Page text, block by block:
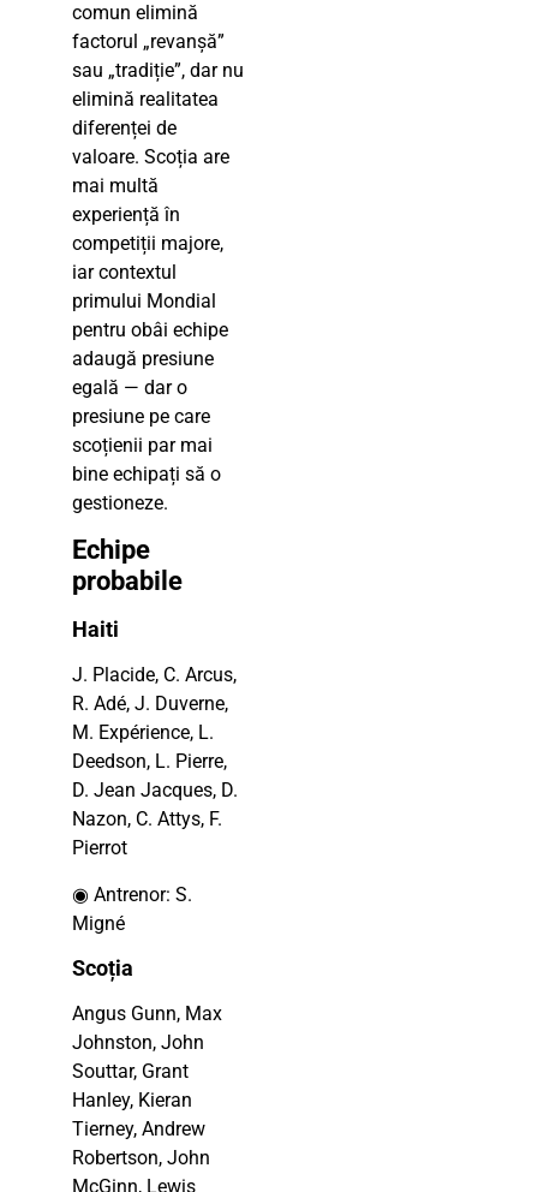
comun elimină
factorul „revanșă”
sau „tradiție”, dar nu
elimină realitatea
diferenței de
valoare. Scoția are
mai multă
experiență în
competiții majore,
iar contextul
primului Mondial
pentru obâi echipe
adaugă presiune
egală — dar o
presiune pe care
scoțienii par mai
bine echipați să o
gestioneze.
Echipe
probabile
Haiti
J. Placide, C. Arcus,
R. Adé, J. Duverne,
M. Expérience, L.
Deedson, L. Pierre,
D. Jean Jacques, D.
Nazon, C. Attys, F.
Pierrot
◉ Antrenor: S.
Migné
Scoția
Angus Gunn, Max
Johnston, John
Souttar, Grant
Hanley, Kieran
Tierney, Andrew
Robertson, John
McGinn, Lewis